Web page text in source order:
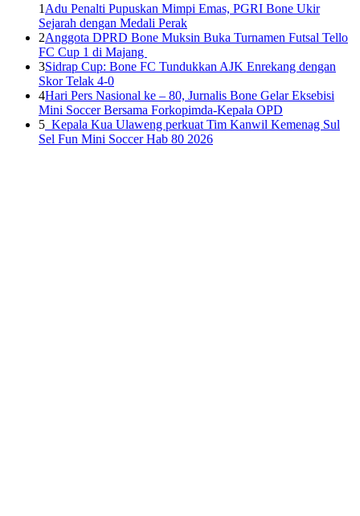
1 Adu Penalti Pupuskan Mimpi Emas, PGRI Bone Ukir
Sejarah dengan Medali Perak
2Anggota DPRD Bone Muksin Buka Turnamen Futsal Tello
FC Cup 1 di Majang
3Sidrap Cup: Bone FC Tundukkan AJK Enrekang dengan
Skor Telak 4-0
4Hari Pers Nasional ke – 80, Jurnalis Bone Gelar Eksebisi
Mini Soccer Bersama Forkopimda-Kepala OPD
5 Kepala Kua Ulaweng perkuat Tim Kanwil Kemenag Sul
Sel Fun Mini Soccer Hab 80 2026